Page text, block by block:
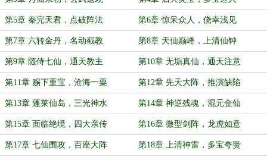
第5章 秦完天君，点破阵法 第6章 惊呆众人，侥幸浅见
第7章 六转金丹，名动截教 第8章 天仙巅峰，上清仙钟
第9章 随侍七仙，通天教主 第10章 无垢真仙，通天注意
第11章 赐下重宝，沧海一粟 第12章 先天大阵，推演缺陷
第13章 蓬莱仙岛，三光神水 第14章 神逆残魂，混元金仙
第15章 面临绝境，四大亲传 第16章 微型剑阵，龙虎如意
第17章 七仙围攻，百座大阵 第18章 上清神雷，多宝夸赞